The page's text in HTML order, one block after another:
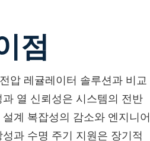
점
압 레귤레이터 솔루션과 비교
열 신뢰성은 시스템의 전반
계 복잡성의 감소와 엔지니어
과 수명 주기 지원은 장기적